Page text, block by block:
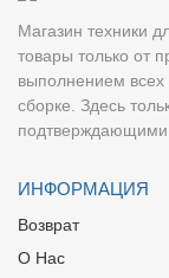
Магазин техники
товары только от
выполнением всех
сборке. Здесь
подтверждающими
ИНФОРМАЦИЯ
Возврат
О Нас